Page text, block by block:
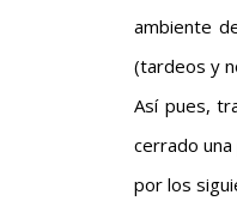
ambiente
(tardeos y
Así pues,
cerrado
por los